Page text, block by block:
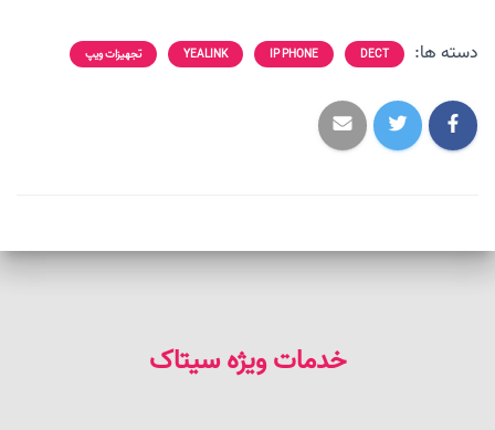
دسته ها: DECT
IP PHONE
YEALINK تجهیزات ویپ
خدمات ویژه سیتاک